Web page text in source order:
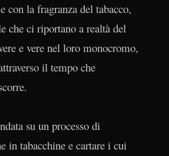
con la fragranza del tabacco,
che ci riportano a realtà del
e vere nel loro monocromo,
il tempo che
su un processo di
in tabacchine e cartare i cui